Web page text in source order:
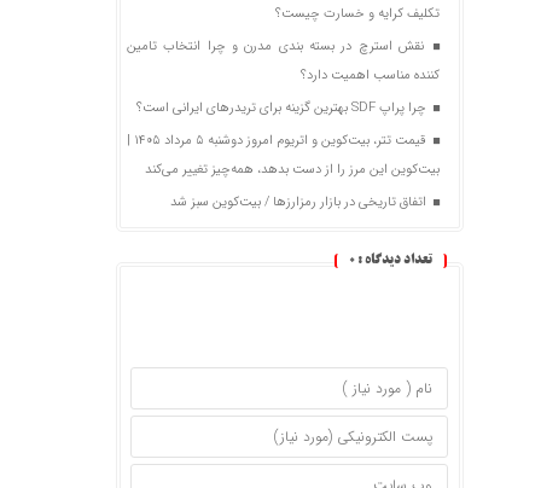
تکلیف کرایه و خسارت چیست؟
نقش استرچ در بسته‌ بندی مدرن و چرا انتخاب تامین
‌کننده مناسب اهمیت دارد؟
چرا پراپ SDF بهترین گزینه برای تریدرهای ایرانی است؟
قیمت تتر، بیت‌کوین و اتریوم امروز دوشنبه ۵ مرداد ۱۴۰۵ |
بیت‌کوین این مرز را از دست بدهد، همه‌چیز تغییر می‌کند
اتفاق تاریخی در بازار رمزارزها / بیت‌کوین سبز شد
تعداد دیدگاه : 0